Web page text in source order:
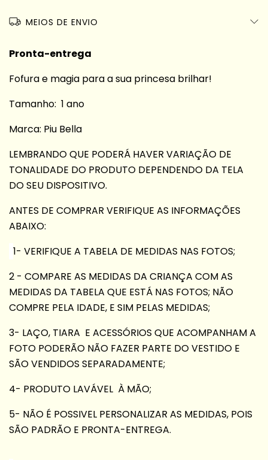
MEIOS DE ENVIO
Pronta-entrega
Fofura e magia para a sua princesa brilhar!
Tamanho: 1 ano
Marca: Piu Bella
LEMBRANDO QUE PODERÁ HAVER VARIAÇÃO DE
TONALIDADE DO PRODUTO DEPENDENDO DA TELA
DO SEU DISPOSITIVO.
ANTES DE COMPRAR VERIFIQUE AS INFORMAÇÕES
ABAIXO:
1- VERIFIQUE A TABELA DE MEDIDAS NAS FOTOS;
2 - COMPARE AS MEDIDAS DA CRIANÇA COM AS
MEDIDAS DA TABELA QUE ESTÁ NAS FOTOS; NÃO
COMPRE PELA IDADE, E SIM PELAS MEDIDAS;
3- LAÇO, TIARA E ACESSÓRIOS QUE ACOMPANHAM A
FOTO PODERÃO NÃO FAZER PARTE DO VESTIDO E
SÃO VENDIDOS SEPARADAMENTE;
4- PRODUTO LAVÁVEL À MÃO;
5- NÃO É POSSIVEL PERSONALIZAR AS MEDIDAS, POIS
SÃO PADRÃO E PRONTA-ENTREGA.